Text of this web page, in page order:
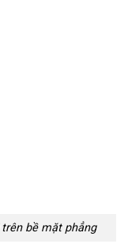
bề mặt phẳng